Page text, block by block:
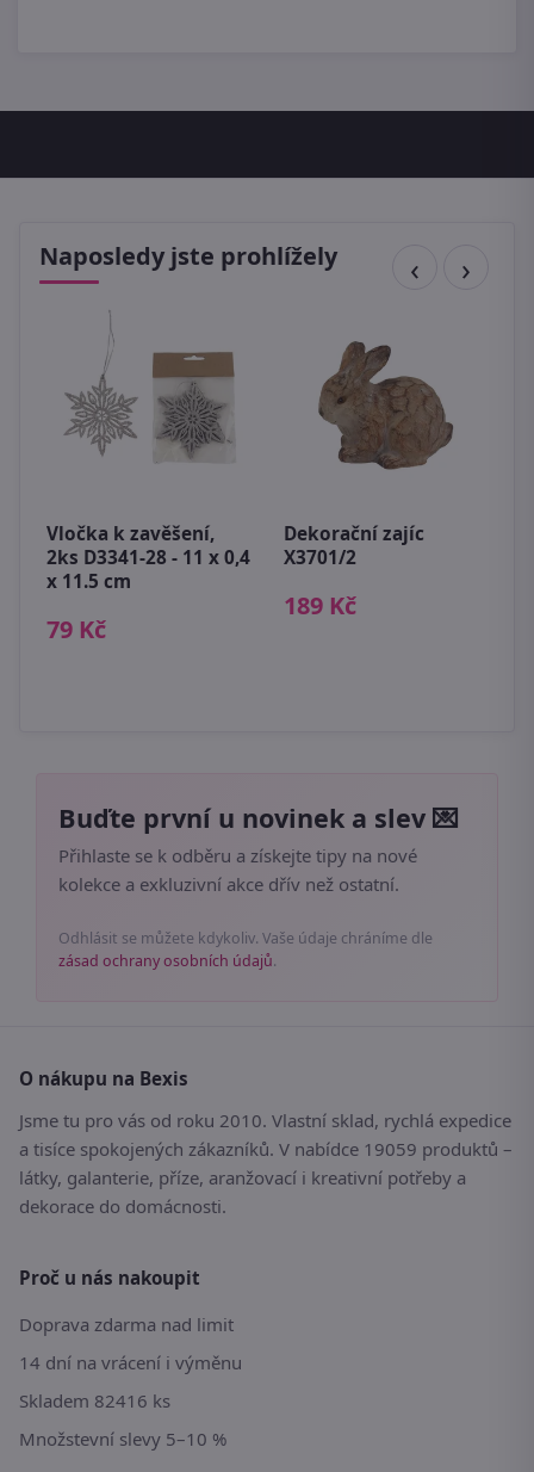
Naposledy jste prohlížely
Vločka k zavěšení,
2ks D3341-28 - 11 x 0,4
x 11.5 cm
79 Kč
Dekorační zajíc
X3701/2
189 Kč
Buďte první u novinek a slev 💌
Přihlaste se k odběru a získejte tipy na nové
kolekce a exkluzivní akce dřív než ostatní.
Odhlásit se můžete kdykoliv. Vaše údaje chráníme dle
zásad ochrany osobních údajů.
O nákupu na Bexis
Jsme tu pro vás od roku 2010. Vlastní sklad, rychlá expedice
a tisíce spokojených zákazníků. V nabídce 19059 produktů –
látky, galanterie, příze, aranžovací i kreativní potřeby a
dekorace do domácnosti.
Proč u nás nakoupit
Doprava zdarma nad limit
14 dní na vrácení i výměnu
Skladem 82416 ks
Množstevní slevy 5–10 %